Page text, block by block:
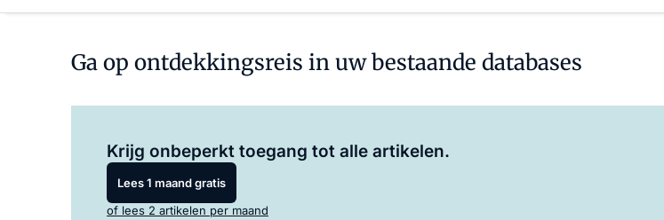
Ga op ontdekkingsreis in uw bestaande databases
Krijg onbeperkt toegang tot alle artikelen.
Lees 1 maand gratis
of lees 2 artikelen per maand